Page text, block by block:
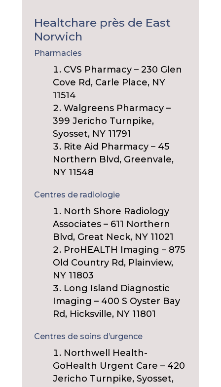
Healtchare près de East
Norwich
Pharmacies
CVS Pharmacy – 230 Glen
Cove Rd, Carle Place, NY
11514
Walgreens Pharmacy –
399 Jericho Turnpike,
Syosset, NY 11791
Rite Aid Pharmacy – 45
Northern Blvd, Greenvale,
NY 11548
Centres de radiologie
North Shore Radiology
Associates – 611 Northern
Blvd, Great Neck, NY 11021
ProHEALTH Imaging – 875
Old Country Rd, Plainview,
NY 11803
Long Island Diagnostic
Imaging – 400 S Oyster Bay
Rd, Hicksville, NY 11801
Centres de soins d’urgence
Northwell Health-
GoHealth Urgent Care – 420
Jericho Turnpike, Syosset,